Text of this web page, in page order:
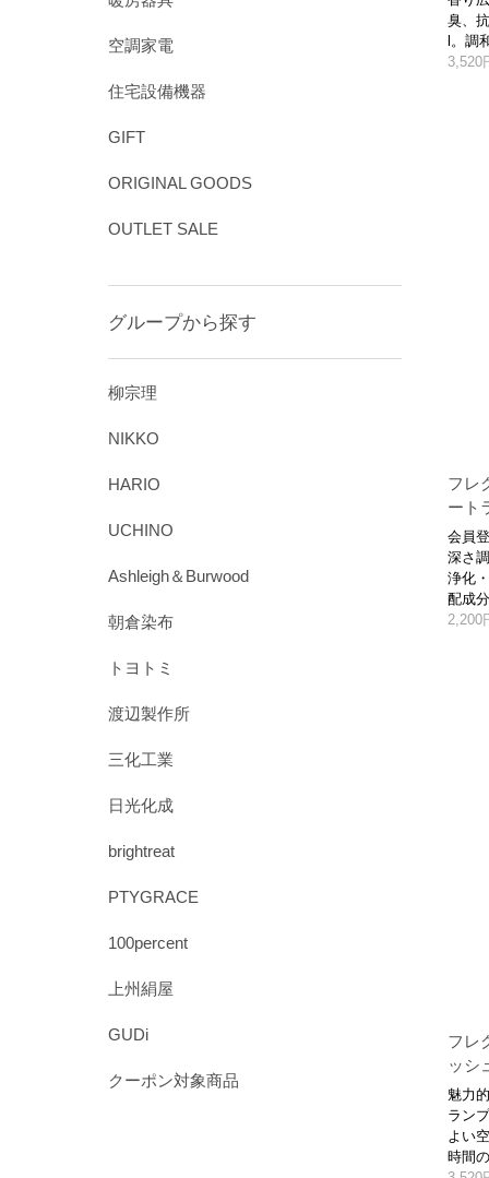
臭、
l。調
3,520
フレ
ート
会員
深さ
浄化
配成
2,200
フレ
ッシ
魅力
ラン
よい
時間
空調家電
住宅設備機器
GIFT
ORIGINAL GOODS
OUTLET SALE
グループから探す
柳宗理
NIKKO
HARIO
UCHINO
Ashleigh＆Burwood
朝倉染布
トヨトミ
渡辺製作所
三化工業
日光化成
brightreat
PTYGRACE
100percent
上州絹屋
GUDi
クーポン対象商品